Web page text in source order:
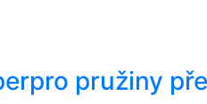
pružiny